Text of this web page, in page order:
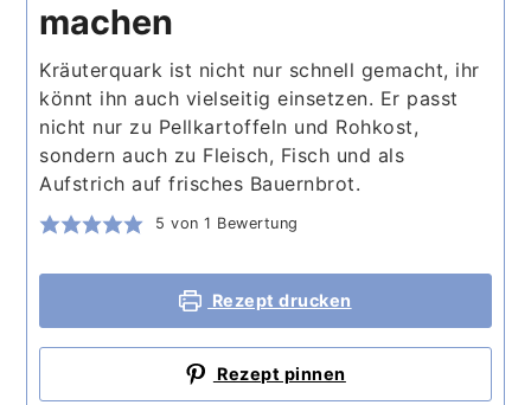
machen
Kräuterquark ist nicht nur schnell gemacht, ihr
könnt ihn auch vielseitig einsetzen. Er passt
nicht nur zu Pellkartoffeln und Rohkost,
sondern auch zu Fleisch, Fisch und als
Aufstrich auf frisches Bauernbrot.
5 von 1 Bewertung
Rezept drucken
Rezept pinnen